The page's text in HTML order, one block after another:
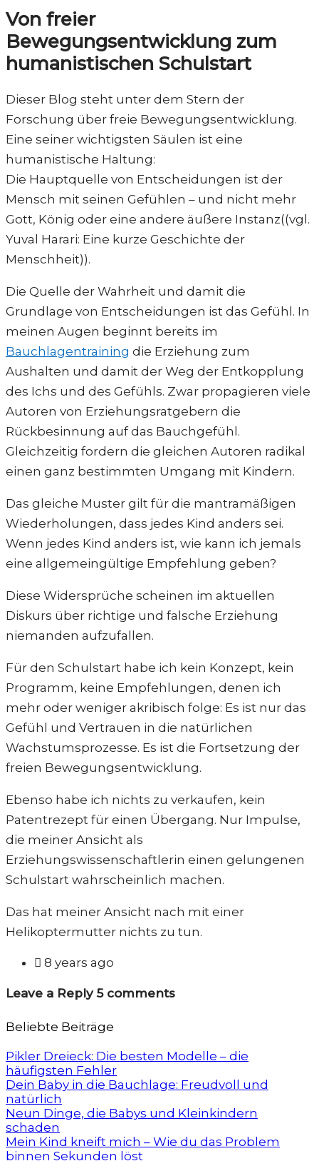
Von freier
Bewegungsentwicklung zum
humanistischen Schulstart
Dieser Blog steht unter dem Stern der
Forschung über freie Bewegungsentwicklung.
Eine seiner wichtigsten Säulen ist eine
humanistische Haltung:
Die Hauptquelle von Entscheidungen ist der
Mensch mit seinen Gefühlen – und nicht mehr
Gott, König oder eine andere äußere Instanz((vgl.
Yuval Harari: Eine kurze Geschichte der
Menschheit)).
Die Quelle der Wahrheit und damit die
Grundlage von Entscheidungen ist das Gefühl. In
meinen Augen beginnt bereits im
Bauchlagentraining die Erziehung zum
Aushalten und damit der Weg der Entkopplung
des Ichs und des Gefühls. Zwar propagieren viele
Autoren von Erziehungsratgebern die
Rückbesinnung auf das Bauchgefühl.
Gleichzeitig fordern die gleichen Autoren radikal
einen ganz bestimmten Umgang mit Kindern.
Das gleiche Muster gilt für die mantramäßigen
Wiederholungen, dass jedes Kind anders sei.
Wenn jedes Kind anders ist, wie kann ich jemals
eine allgemeingültige Empfehlung geben?
Diese Widersprüche scheinen im aktuellen
Diskurs über richtige und falsche Erziehung
niemanden aufzufallen.
Für den Schulstart habe ich kein Konzept, kein
Programm, keine Empfehlungen, denen ich
mehr oder weniger akribisch folge: Es ist nur das
Gefühl und Vertrauen in die natürlichen
Wachstumsprozesse. Es ist die Fortsetzung der
freien Bewegungsentwicklung.
Ebenso habe ich nichts zu verkaufen, kein
Patentrezept für einen Übergang. Nur Impulse,
die meiner Ansicht als
Erziehungswissenschaftlerin einen gelungenen
Schulstart wahrscheinlich machen.
Das hat meiner Ansicht nach mit einer
Helikoptermutter nichts zu tun.
 8 years ago
Leave a Reply 5 comments
Beliebte Beiträge
Pikler Dreieck: Die besten Modelle – die
häufigsten Fehler
Dein Baby in die Bauchlage: Freudvoll und
natürlich
Neun Dinge, die Babys und Kleinkindern
schaden
Mein Kind kneift mich – Wie du das Problem
binnen Sekunden löst